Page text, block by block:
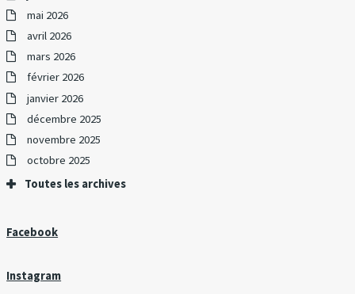
mai 2026
avril 2026
mars 2026
février 2026
janvier 2026
décembre 2025
novembre 2025
octobre 2025
Toutes les archives
Facebook
Instagram